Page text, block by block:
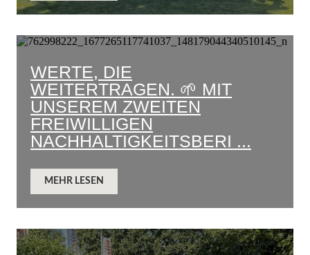
WERTE, DIE
WEITERTRAGEN. 🌱 MIT
UNSEREM ZWEITEN
FREIWILLIGEN
NACHHALTIGKEITSBERI ...
MEHR LESEN